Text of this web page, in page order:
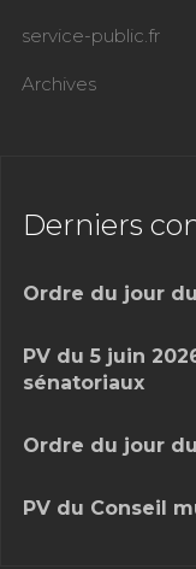
service-public.fr
Archives
Derniers
Ordre du jour
PV du 5 juin
sénatoriaux
Ordre du jour
PV du Conseil